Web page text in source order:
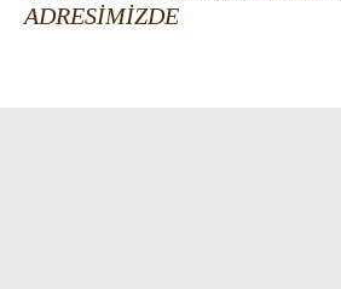
ADRESİMİZDE